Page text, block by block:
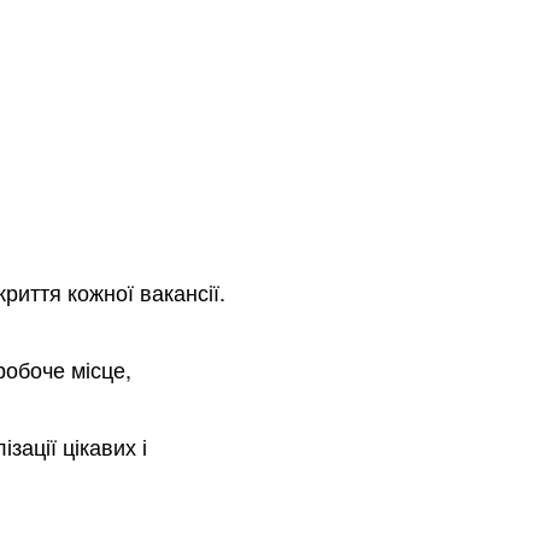
кожної вакансії.
місце,
цікавих і